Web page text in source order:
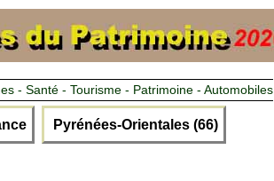
- Santé - Tourisme - Patrimoine - Automobiles
Pyrénées-Orientales (66)